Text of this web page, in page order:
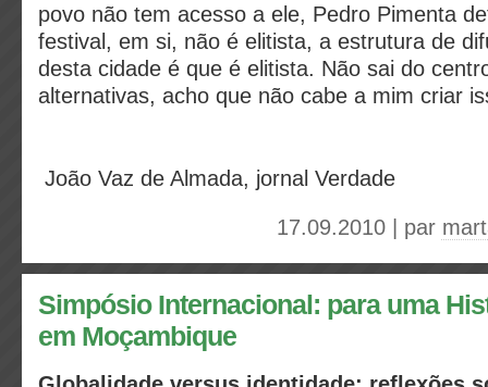
povo não tem acesso a ele, Pedro Pimenta
festival, em si, não é elitista, a estrutura de
desta cidade é que é elitista. Não sai do
alternativas, acho que não cabe a mim criar
João Vaz de Almada, jornal Verdade
17.09.2010 | par
Simpósio Internacional: para uma
em Moçambique